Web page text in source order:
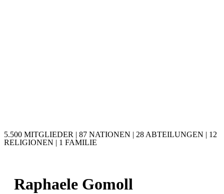
5.500 MITGLIEDER | 87 NATIONEN | 28 ABTEILUNGEN | 12
RELIGIONEN | 1 FAMILIE
Raphaele Gomoll